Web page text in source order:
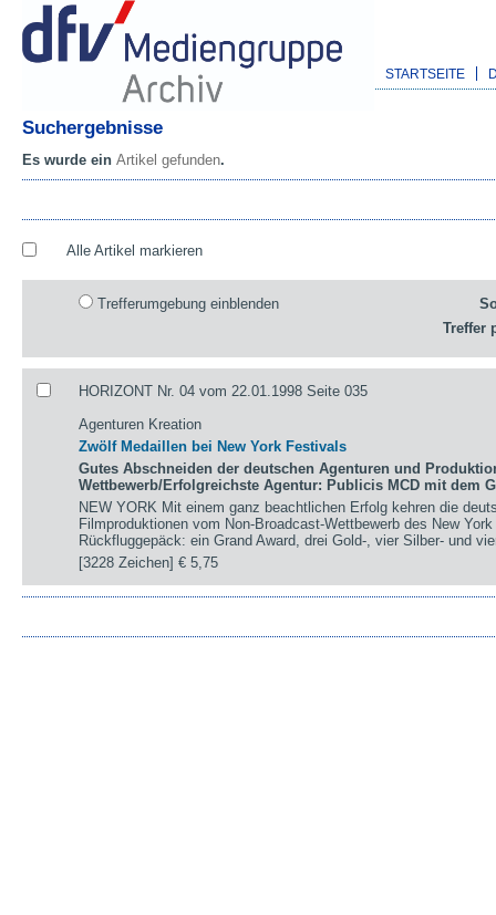
STARTSEITE
Suchergebnisse
Es wurde ein Artikel gefunden.
Alle Artikel markieren
Trefferumgebung einblenden
Treffer
HORIZONT Nr. 04 vom 22.01.1998 Seite 035
Agenturen Kreation
Zwölf Medaillen bei New York Festivals
Gutes Abschneiden der deutschen Agenturen und
Wettbewerb/Erfolgreichste Agentur: Publicis MCD mit dem
NEW YORK Mit einem ganz beachtlichen Erfolg kehren die
Filmproduktionen vom Non-Broadcast-Wettbewerb des New
Rückfluggepäck: ein Grand Award, drei Gold-, vier Silber- und
[3228 Zeichen]€ 5,75